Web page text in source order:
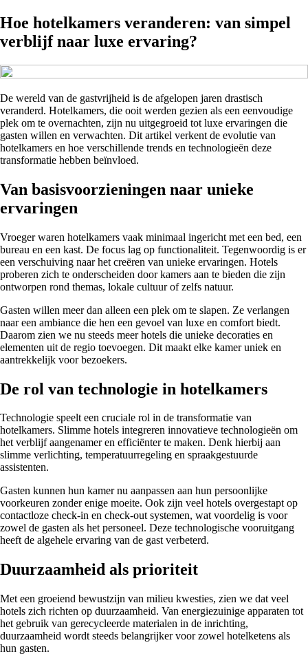
Hoe hotelkamers veranderen: van simpel
verblijf naar luxe ervaring?
De wereld van de gastvrijheid is de afgelopen jaren drastisch
veranderd. Hotelkamers, die ooit werden gezien als een eenvoudige
plek om te overnachten, zijn nu uitgegroeid tot luxe ervaringen die
gasten willen en verwachten. Dit artikel verkent de evolutie van
hotelkamers en hoe verschillende trends en technologieën deze
transformatie hebben beïnvloed.
Van basisvoorzieningen naar unieke
ervaringen
Vroeger waren hotelkamers vaak minimaal ingericht met een bed, een
bureau en een kast. De focus lag op functionaliteit. Tegenwoordig is er
een verschuiving naar het creëren van unieke ervaringen. Hotels
proberen zich te onderscheiden door kamers aan te bieden die zijn
ontworpen rond themas, lokale cultuur of zelfs natuur.
Gasten willen meer dan alleen een plek om te slapen. Ze verlangen
naar een ambiance die hen een gevoel van luxe en comfort biedt.
Daarom zien we nu steeds meer hotels die unieke decoraties en
elementen uit de regio toevoegen. Dit maakt elke kamer uniek en
aantrekkelijk voor bezoekers.
De rol van technologie in hotelkamers
Technologie speelt een cruciale rol in de transformatie van
hotelkamers. Slimme hotels integreren innovatieve technologieën om
het verblijf aangenamer en efficiënter te maken. Denk hierbij aan
slimme verlichting, temperatuurregeling en spraakgestuurde
assistenten.
Gasten kunnen hun kamer nu aanpassen aan hun persoonlijke
voorkeuren zonder enige moeite. Ook zijn veel hotels overgestapt op
contactloze check-in en check-out systemen, wat voordelig is voor
zowel de gasten als het personeel. Deze technologische vooruitgang
heeft de algehele ervaring van de gast verbeterd.
Duurzaamheid als prioriteit
Met een groeiend bewustzijn van milieu kwesties, zien we dat veel
hotels zich richten op duurzaamheid. Van energiezuinige apparaten tot
het gebruik van gerecycleerde materialen in de inrichting,
duurzaamheid wordt steeds belangrijker voor zowel hotelketens als
hun gasten.